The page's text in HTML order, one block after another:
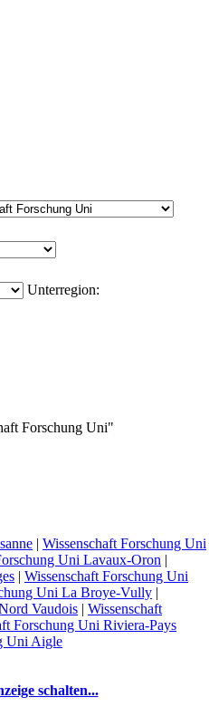
Unterregion:
Forschung Uni"
| Wissenschaft Forschung Uni
Uni Lavaux-Oron |
| Wissenschaft Forschung Uni
Uni La Broye-Vully |
Vaudois | Wissenschaft
Forschung Uni Riviera-Pays
Uni Aigle
schalten...